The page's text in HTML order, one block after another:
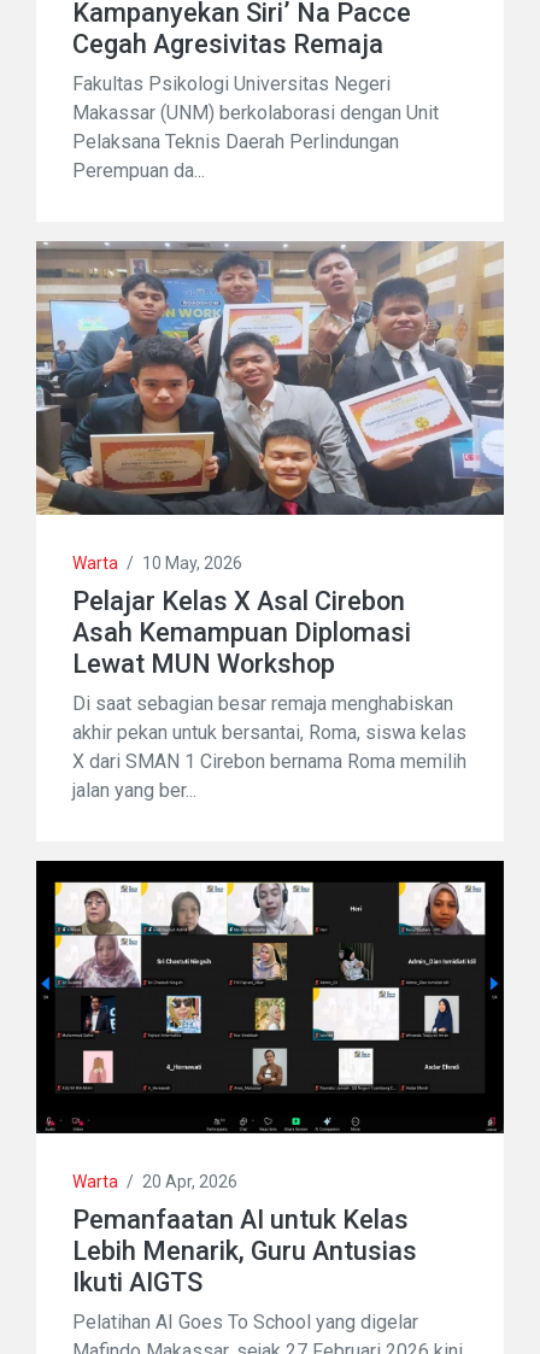
Kampanyekan Siri’ Na Pacce
Cegah Agresivitas Remaja
Fakultas Psikologi Universitas Negeri
Makassar (UNM) berkolaborasi dengan Unit
Pelaksana Teknis Daerah Perlindungan
Perempuan da...
Warta / 10 May, 2026
Pelajar Kelas X Asal Cirebon
Asah Kemampuan Diplomasi
Lewat MUN Workshop
Di saat sebagian besar remaja menghabiskan
akhir pekan untuk bersantai, Roma, siswa kelas
X dari SMAN 1 Cirebon bernama Roma memilih
jalan yang ber...
Warta / 20 Apr, 2026
Pemanfaatan AI untuk Kelas
Lebih Menarik, Guru Antusias
Ikuti AIGTS
Pelatihan AI Goes To School yang digelar